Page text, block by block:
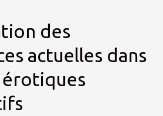
des
actuelles dans
érotiques